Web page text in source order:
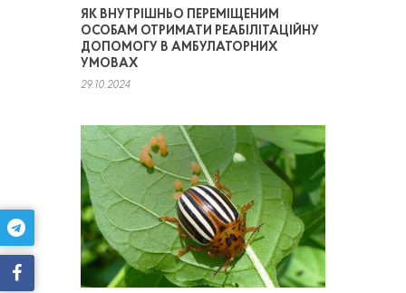
ЯК ВНУТРІШНЬО ПЕРЕМІЩЕНИМ
ОСОБАМ ОТРИМАТИ РЕАБІЛІТАЦІЙНУ
ДОПОМОГУ В АМБУЛАТОРНИХ
УМОВАХ
29.10.2024